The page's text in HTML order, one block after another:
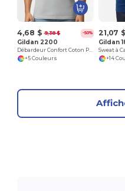
4,68 $ 9,38 $ -50%
Gildan 2200
+5 Couleurs
21,07 $
Gildan
+14